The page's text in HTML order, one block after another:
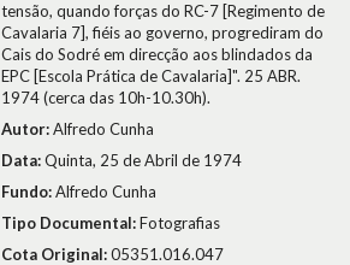
tensão, quando forças do RC-7 [Regimento de
Cavalaria 7], fiéis ao governo, progrediram do
Cais do Sodré em direcção aos blindados da
EPC [Escola Prática de Cavalaria]". 25 ABR.
1974 (cerca das 10h-10.30h).
Autor:Alfredo Cunha
Data:Quinta, 25 de Abril de 1974
Fundo:Alfredo Cunha
Tipo Documental:Fotografias
Cota Original:05351.016.047